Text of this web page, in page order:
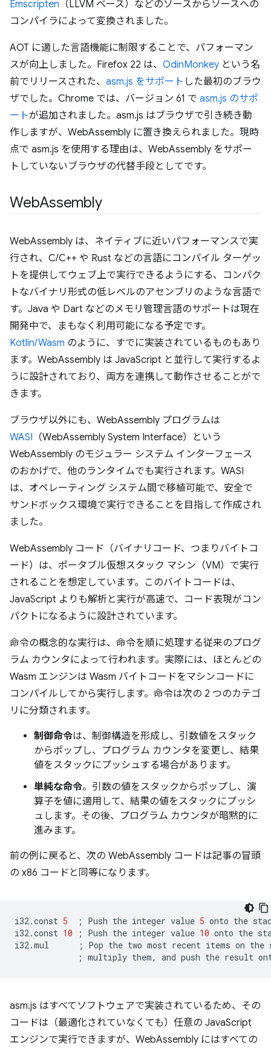
Emscripten （LLVM ベース）などのソースからソースへの
コンパイラによって変換されました。
AOT に適した言語機能に制限することで、パフォーマン
スが向上しました。Firefox 22 は、 OdinMonkey という名
前でリリースされた、 asm.js をサポート した最初のブラウ
ザでした。Chrome では、バージョン 61 で asm.js のサポ
ートが追加されました。asm.js はブラウザで引き続き動
作しますが、WebAssembly に置き換えられました。現時
点で asm.js を使用する理由は、WebAssembly をサポー
トしていないブラウザの代替手段としてです。
WebAssembly
WebAssembly は、ネイティブに近いパフォーマンスで実
行され、C/C++ や Rust などの言語にコンパイル ターゲッ
トを提供してウェブ上で実行できるようにする、コンパク
トなバイナリ形式の低レベルのアセンブリのような言語で
す。Java や Dart などのメモリ管理言語のサポートは現在
開発中で、まもなく利用可能になる予定です。
Kotlin/Wasm のように、すでに実装されているものもあり
ます。WebAssembly は JavaScript と並行して実行するよ
うに設計されており、両方を連携して動作させることがで
きます。
ブラウザ以外にも、WebAssembly プログラムは
WASI （WebAssembly System Interface）という
WebAssembly のモジュラー システム インターフェース
のおかげで、他のランタイムでも実行されます。WASI
は、オペレーティング システム間で移植可能で、安全で
サンドボックス環境で実行できることを目指して作成され
ました。
WebAssembly コード（バイナリコード、つまりバイトコ
ード）は、ポータブル仮想スタック マシン（VM）で実行
されることを想定しています。このバイトコードは、
JavaScript よりも解析と実行が高速で、コード表現がコン
パクトになるように設計されています。
命令の概念的な実行は、命令を順に処理する従来のプログ
ラム カウンタによって行われます。実際には、ほとんどの
Wasm エンジンは Wasm バイトコードをマシンコードに
コンパイルしてから実行します。命令は次の 2 つのカテゴ
リに分類されます。
制御命令は、制御構造を形成し、引数値をスタック
からポップし、プログラム カウンタを変更し、結果
値をスタックにプッシュする場合があります。
単純な命令。引数の値をスタックからポップし、演
算子を値に適用して、結果の値をスタックにプッシ
ュします。その後、プログラム カウンタが暗黙的に
進みます。
前の例に戻ると、次の WebAssembly コードは記事の冒頭
の x86 コードと同等になります。
i32.const 5 ; Push the integer value 5 onto the
i32.const 10 ; Push the integer value 10 onto the
i32.mul
; Pop the two most recent items on the
; multiply them, and push the result
asm.js はすべてソフトウェアで実装されているため、その
コードは（最適化されていなくても）任意の JavaScript
エンジンで実行できますが、WebAssembly にはすべての